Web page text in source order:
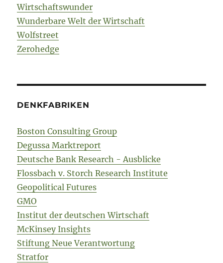
Wirtschaftswunder
Wunderbare Welt der Wirtschaft
Wolfstreet
Zerohedge
DENKFABRIKEN
Boston Consulting Group
Degussa Marktreport
Deutsche Bank Research - Ausblicke
Flossbach v. Storch Research Institute
Geopolitical Futures
GMO
Institut der deutschen Wirtschaft
McKinsey Insights
Stiftung Neue Verantwortung
Stratfor